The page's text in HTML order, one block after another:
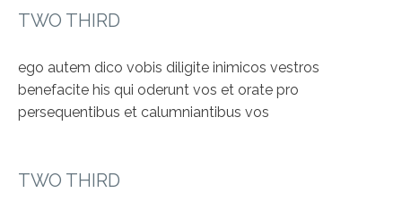
TWO THIRD
ego autem dico vobis diligite inimicos vestros
benefacite his qui oderunt vos et orate pro
persequentibus et calumniantibus vos
TWO THIRD